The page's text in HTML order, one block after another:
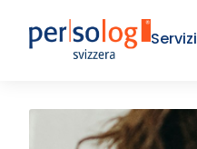
Servizi